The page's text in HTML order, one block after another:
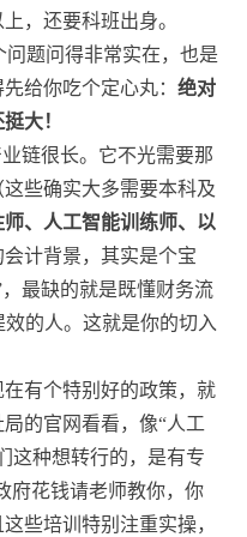
，还要科班出身。
问题问得非常实在，也是
给你吃个定心丸：绝对
大！
链很长。它不光需要那
些确实大多需要本科及
师、人工智能训练师、以
会计背景，其实是个宝
最缺的就是既懂财务流
的人。这就是你的切入
有个特别好的政策，就
的官网看看，像“人工
这种想转行的，是有专
府花钱请老师教你，你
些培训特别注重实操，